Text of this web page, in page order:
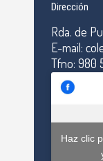
Dirección
Rda. de
E-mail:
Tfno: 980
Haz clic